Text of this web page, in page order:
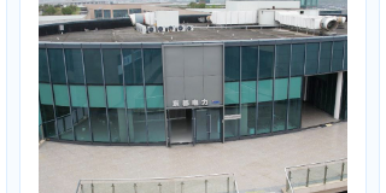
变配电运维托管
新闻资讯
联系我们